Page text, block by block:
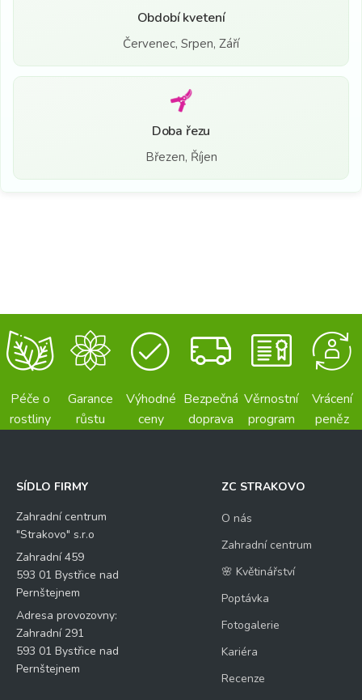
Období kvetení
Červenec, Srpen, Září
Doba řezu
Březen, Říjen
Péče o
rostliny
Garance
růstu
Výhodné
ceny
Bezpečná
doprava
Věrnostní
program
Vrácení
peněz
SÍDLO FIRMY
Zahradní centrum
"Strakovo" s.r.o
Zahradní 459
593 01 Bystřice nad
Pernštejnem
Adresa provozovny:
Zahradní 291
593 01 Bystřice nad
Pernštejnem
ZC STRAKOVO
O nás
Zahradní centrum
🌸 Květinářství
Poptávka
Fotogalerie
Kariéra
Recenze